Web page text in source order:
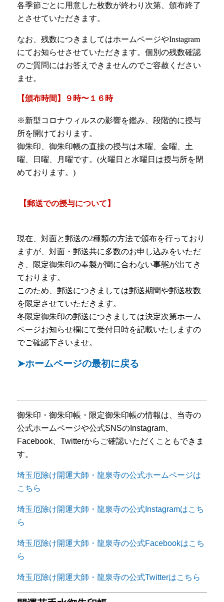
各季節ごとに用意した枚数が終わり次第、頒布終了
とさせていただきます。
なお、残数につきましてはホームページやInstagram
にてお知らせさせていただきます。個別の残数確認
のご質問にはお答えできませんのでご容赦ください
ませ。
【頒布時間】９時〜１６時 ㅤㅤㅤㅤㅤㅤㅤㅤㅤㅤㅤㅤㅤㅤ
※新型コロナウィルスの影響を鑑み、段階的に授与
所を開けております。
御朱印、御朱印帳の直接の授与は木曜、金曜、土
曜、日曜、月曜です。(火曜日と水曜日は授与所を閉
めております。) ㅤ
【郵送での授与について】
現在、対面と郵送の2種類の方法で頒布を行っており
ますが、対面・郵送共に多数のお申し込みをいただ
き、限定御朱印の奉製が間に合わない事態が出てき
ております。
このため、郵送につきましては郵送期間や郵送枚数
を限定させていただきます。
冬限定御朱印の郵送につきましては決定次第ホーム
ページお知らせ欄にて受付日時を記載いたしますの
でご確認下さいませ。ㅤㅤㅤㅤ
➤ホームページの最初に戻る
御朱印・御朱印帳・限定御朱印帳の情報は、当寺の
公式ホームページや公式SNSのInstagram、
Facebook、Twitterからご確認いただくこともできま
す。
埼玉厄除け開運大師・龍泉寺の公式ホームページは
こちら
埼玉厄除け開運大師・龍泉寺の公式Instagramはこち
ら
埼玉厄除け開運大師・龍泉寺の公式Facebookはこち
ら
埼玉厄除け開運大師・龍泉寺の公式Twitterはこちら